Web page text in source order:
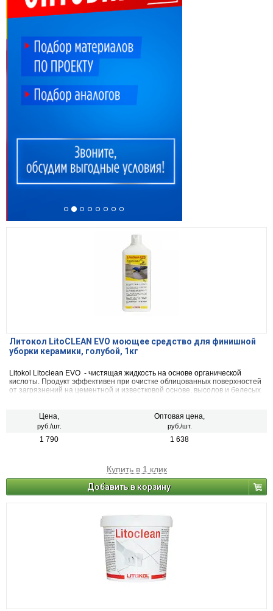
Литокол LitoCLEAN EVO моющее средство для финишной
уборки керамики, голубой, 1кг
Litokol Litoclean EVO - чистящая жидкость на основе органической
кислоты. Продукт эффективен при очистке облицованных поверхностей
от загрязнений на цементной и известковой основе, высолов и белесых
Цена,
руб./шт.
Оптовая цена,
руб./шт.
1 790 1 638
Купить в 1 клик
Добавить в корзину